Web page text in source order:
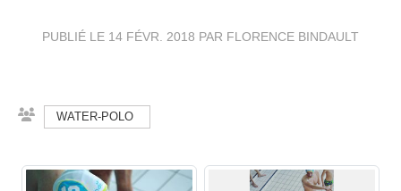
PUBLIÉ LE 14 FÉVR. 2018 PAR FLORENCE BINDAULT
WATER-POLO